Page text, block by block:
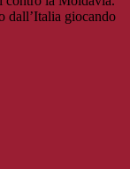
dall’Italia giocando